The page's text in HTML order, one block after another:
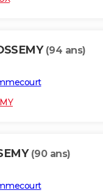
(94 ans)
(90 ans)